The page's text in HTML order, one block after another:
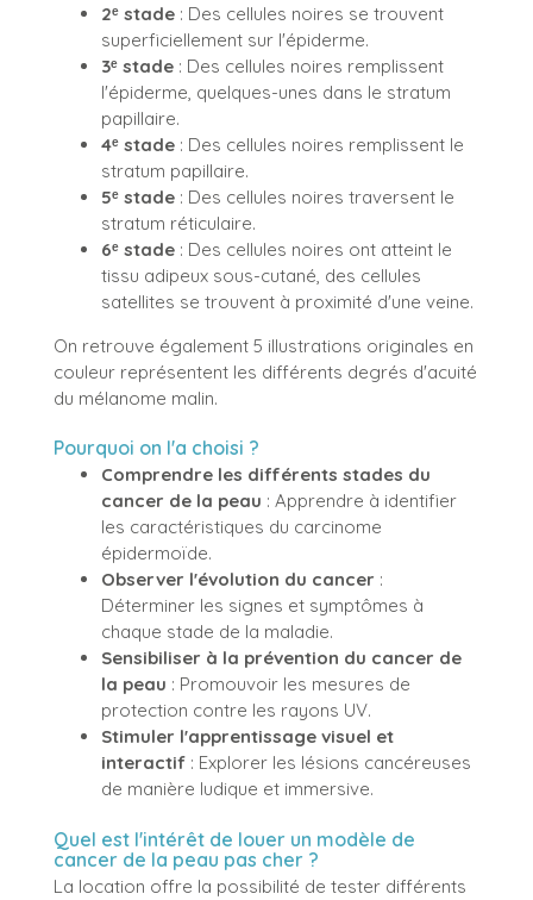
2ᵉ stade : Des cellules noires se trouvent
superficiellement sur l'épiderme.
3ᵉ stade : Des cellules noires remplissent
l'épiderme, quelques-unes dans le stratum
papillaire.
4ᵉ stade : Des cellules noires remplissent le
stratum papillaire.
5ᵉ stade : Des cellules noires traversent le
stratum réticulaire.
6ᵉ stade : Des cellules noires ont atteint le
tissu adipeux sous-cutané, des cellules
satellites se trouvent à proximité d'une veine.
On retrouve également 5 illustrations originales en
couleur représentent les différents degrés d'acuité
du mélanome malin.
Pourquoi on l'a choisi ?
Comprendre les différents stades du
cancer de la peau : Apprendre à identifier
les caractéristiques du carcinome
épidermoïde.
Observer l'évolution du cancer :
Déterminer les signes et symptômes à
chaque stade de la maladie.
Sensibiliser à la prévention du cancer de
la peau : Promouvoir les mesures de
protection contre les rayons UV.
Stimuler l'apprentissage visuel et
interactif : Explorer les lésions cancéreuses
de manière ludique et immersive.
Quel est l'intérêt de louer un modèle de
cancer de la peau pas cher ?
La location offre la possibilité de tester différents